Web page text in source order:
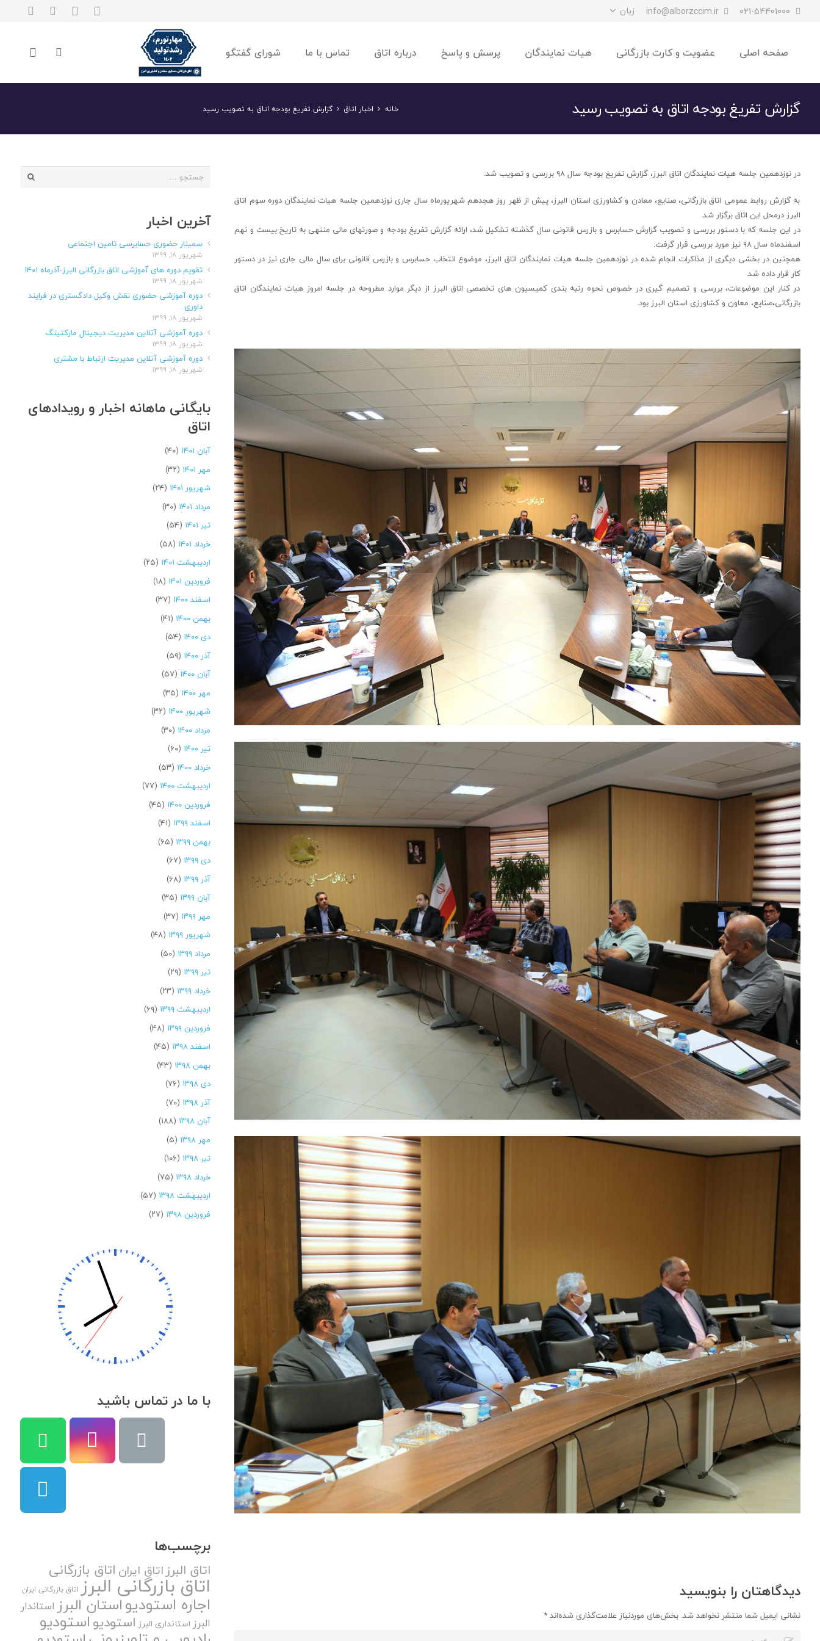
021-54401000
info@alborzccim.ir زبان
صفحه اصلی عضویت و کارت بازرگانی هیات نمایندگان پرسش و پاسخ درباره اتاق تماس با ما شورای گفتگو
گزارش تفریغ بودجه اتاق به تصویب رسید خانه اخبار اتاق گزارش تفریغ بودجه اتاق به تصویب رسید
در نوزدهمین جلسه هیات نمایندگان اتاق البرز، گزارش تفریغ بودجه سال ۹۸ بررسی و تصویب شد.
به گزارش روابط عمومی اتاق بازرگانی، صنایع، معادن و کشاورزی استان البرز، پیش از ظهر روز هجدهم شهریورماه سال جاری نوزدهمین جلسه هیات نمایندگان دوره سوم اتاق
البرز درمحل این اتاق برگزار شد.
در این جلسه که با دستور بررسی و تصویب گزارش حسابرس و بازرس قانونی سال گذشته تشکیل شد، ارائه گزارش تفریغ بودجه و صورتهای مالی منتهی به تاریخ بیست و نهم
اسفندماه سال ۹۸ نیز مورد بررسی قرار گرفت.
همچنین در بخشی دیگری از مذاکرات انجام شده در نوزدهمین جلسه هیات نمایندگان اتاق البرز، موضوع انتخاب حسابرس و بازرس قانونی برای سال مالی جاری نیز در دستور
کار قرار داده شد.
در کنار این موضوعات، بررسی و تصمیم گیری در خصوص نحوه رتبه بندی کمیسیون های تخصصی اتاق البرز از دیگر موارد مطروحه در جلسه امروز هیات نمایندگان اتاق
بازرگانی،صنایع، معاون و کشاورزی استان البرز بود.
دیدگاهتان را بنویسید
نشانی ایمیل شما منتشر نخواهد شد. بخش‌های موردنیاز علامت‌گذاری شده‌اند*
جستجو
آخرین اخبار
سمینار حضوری حسابرسی تامین اجتماعی
شهریور ۱۸, ۱۳۹۹
تقویم دوره های آموزشی اتاق بازرگانی البرز-آذرماه ۱۴۰۱
شهریور ۱۸, ۱۳۹۹
دوره آموزشی حضوری نقش وکیل دادگستری در فرایند
داوری
شهریور ۱۸, ۱۳۹۹
دوره آموزشی آنلاین مدیریت دیجیتال مارکتینگ
شهریور ۱۸, ۱۳۹۹
دوره آموزشی آنلاین مدیریت ارتباط با مشتری
شهریور ۱۸, ۱۳۹۹
بایگانی ماهانه اخبار و رویدادهای
اتاق
آبان ۱۴۰۱
(۴۰)
مهر ۱۴۰۱
(۳۲)
شهریور ۱۴۰۱
(۲۴)
مرداد ۱۴۰۱
(۳۰)
تیر ۱۴۰۱
(۵۴)
خرداد ۱۴۰۱
(۵۸)
اردیبهشت ۱۴۰۱
(۲۵)
فروردین ۱۴۰۱
(۱۸)
اسفند ۱۴۰۰
(۳۷)
بهمن ۱۴۰۰
(۴۱)
دی ۱۴۰۰
(۵۴)
آذر ۱۴۰۰
(۵۹)
آبان ۱۴۰۰
(۵۷)
مهر ۱۴۰۰
(۳۵)
شهریور ۱۴۰۰
(۳۲)
مرداد ۱۴۰۰
(۳۰)
تیر ۱۴۰۰
(۶۰)
خرداد ۱۴۰۰
(۵۳)
اردیبهشت ۱۴۰۰
(۷۷)
فروردین ۱۴۰۰
(۴۵)
اسفند ۱۳۹۹
(۴۱)
بهمن ۱۳۹۹
(۶۵)
دی ۱۳۹۹
(۶۷)
آذر ۱۳۹۹
(۶۸)
آبان ۱۳۹۹
(۳۵)
مهر ۱۳۹۹
(۳۷)
شهریور ۱۳۹۹
(۴۸)
مرداد ۱۳۹۹
(۵۰)
تیر ۱۳۹۹
(۲۹)
خرداد ۱۳۹۹
(۲۳)
اردیبهشت ۱۳۹۹
(۶۹)
فروردین ۱۳۹۹
(۴۸)
اسفند ۱۳۹۸
(۴۵)
بهمن ۱۳۹۸
(۴۳)
دی ۱۳۹۸
(۷۶)
آذر ۱۳۹۸
(۷۰)
آبان ۱۳۹۸
(۱۸۸)
مهر ۱۳۹۸
(۵)
تیر ۱۳۹۸
(۱۰۶)
خرداد ۱۳۹۸
(۷۵)
اردیبهشت ۱۳۹۸
(۵۷)
فروردین ۱۳۹۸
(۲۷)
با ما در تماس باشید
برچسب‌ها
اتاق البرزاتاق ایران اتاق بازرگانی
اتاق بازرگانی البرز اتاق بازرگانی ایران
اجاره استودیواستان البرز استاندار
البرز استانداری البرز استودیواستودیو